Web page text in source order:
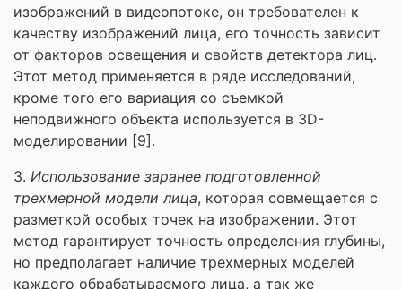
изображений в видеопотоке, он требователен к
качеству изображений лица, его точность зависит
от факторов освещения и свойств детектора лиц.
Этот метод применяется в ряде исследований,
кроме того его вариация со съемкой
неподвижного объекта используется в 3D-
моделировании [9].
3. Использование заранее подготовленной
трехмерной модели лица, которая совмещается с
разметкой особых точек на изображении. Этот
метод гарантирует точность определения глубины,
но предполагает наличие трехмерных моделей
каждого обрабатываемого лица, а так же